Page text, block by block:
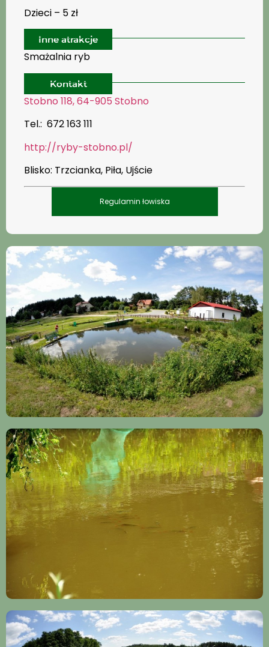
Dzieci – 5 zł
Inne atrakcje
Smażalnia ryb
Kontakt
Stobno 118, 64-905 Stobno
Tel.: 672 163 111
http://ryby-stobno.pl/
Blisko: Trzcianka, Piła, Ujście
Regulamin łowiska